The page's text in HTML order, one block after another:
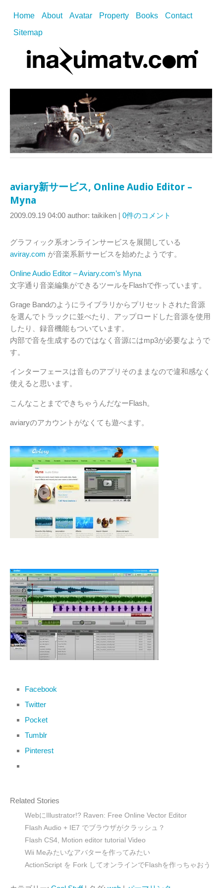
Home About Avatar Property Books
Contact
Sitemap
aviary新サービス, Online Audio Editor –
Myna
2009.09.19 04:00 author: taikiken | 0件のコメント
グラフィック系オンラインサービスを展開している
aviray.com が音楽系新サービスを始めたようです。
Online Audio Editor – Aviary.com’s Myna
文字通り音楽編集ができるツールをFlashで作っています。
Grage Bandのようにライブラリからプリセットされた音源
を選んでトラックに並べたり、アップロードした音源を使用
したり、録音機能もついています。
内部で音を生成するのではなく音源にはmp3が必要なようで
す。
インターフェースは音ものアプリそのままなので違和感なく
使えると思います。
こんなことまでできちゃうんだなーFlash。
aviaryのアカウントがなくても遊べます。
Facebook
Twitter
Pocket
Tumblr
Pinterest
Related Stories
WebにIllustrator!? Raven: Free Online Vector Editor
Flash Audio + IE7 でブラウザがクラッシュ？
Flash CS4, Motion editor tutorial Video
Wii Meみたいなアバターを作ってみたい
ActionScript を Fork してオンラインでFlashを作っちゃおう